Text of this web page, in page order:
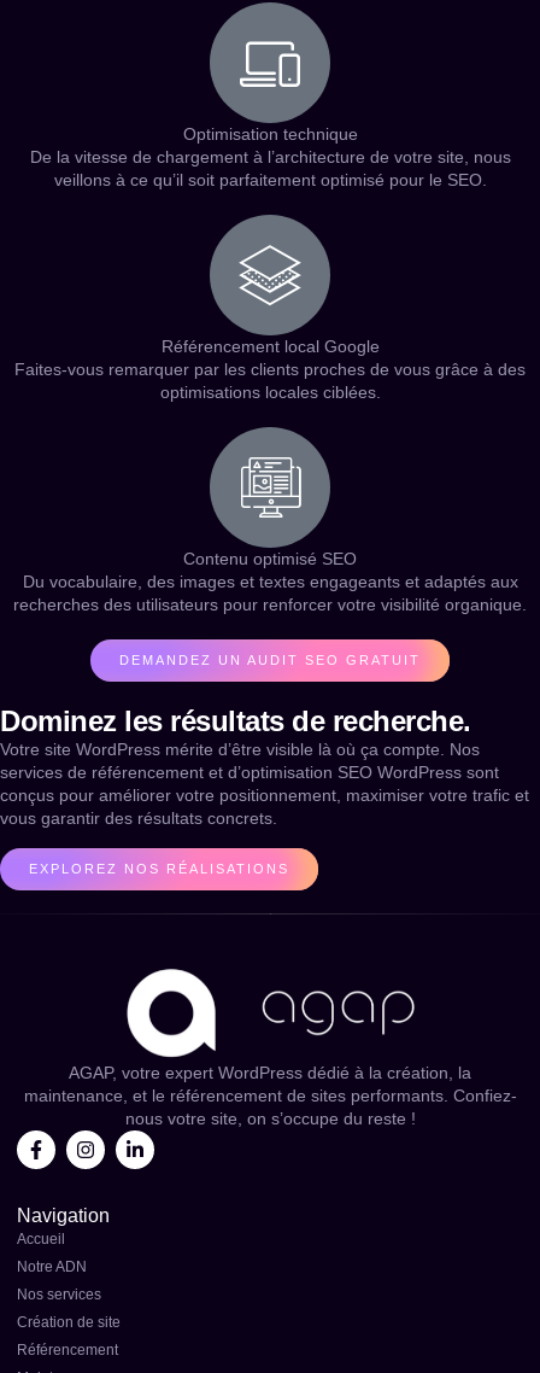
Optimisation technique
De la vitesse de chargement à l’architecture de votre site, nous
veillons à ce qu’il soit parfaitement optimisé pour le SEO.
Référencement local Google
Faites-vous remarquer par les clients proches de vous grâce à des
optimisations locales ciblées.
Contenu optimisé SEO
Du vocabulaire, des images et textes engageants et adaptés aux
recherches des utilisateurs pour renforcer votre visibilité organique.
DEMANDEZ UN AUDIT SEO GRATUIT
Dominez les résultats de recherche.
Votre site WordPress mérite d’être visible là où ça compte. Nos
services de référencement et d’optimisation SEO WordPress sont
conçus pour améliorer votre positionnement, maximiser votre trafic et
vous garantir des résultats concrets.
EXPLOREZ NOS RÉALISATIONS
AGAP, votre expert WordPress dédié à la création, la
maintenance, et le référencement de sites performants. Confiez-
nous votre site, on s’occupe du reste !
Navigation
Accueil
Notre ADN
Nos services
Création de site
Référencement